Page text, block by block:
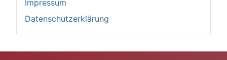
Impressum
Datenschutzerklärung